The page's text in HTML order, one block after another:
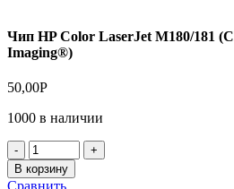
Чип HP Color LaserJet M180/181
Imaging®)
50,00Р
1000 в наличии
Количество
товара
Чип
В корзину
Сравнить